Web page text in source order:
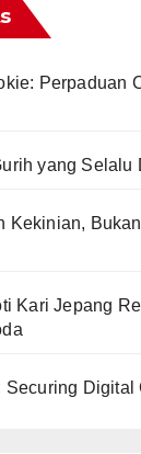
Perpaduan
yang Selalu
Kekinian,
Kari Jepang
Securing Digital